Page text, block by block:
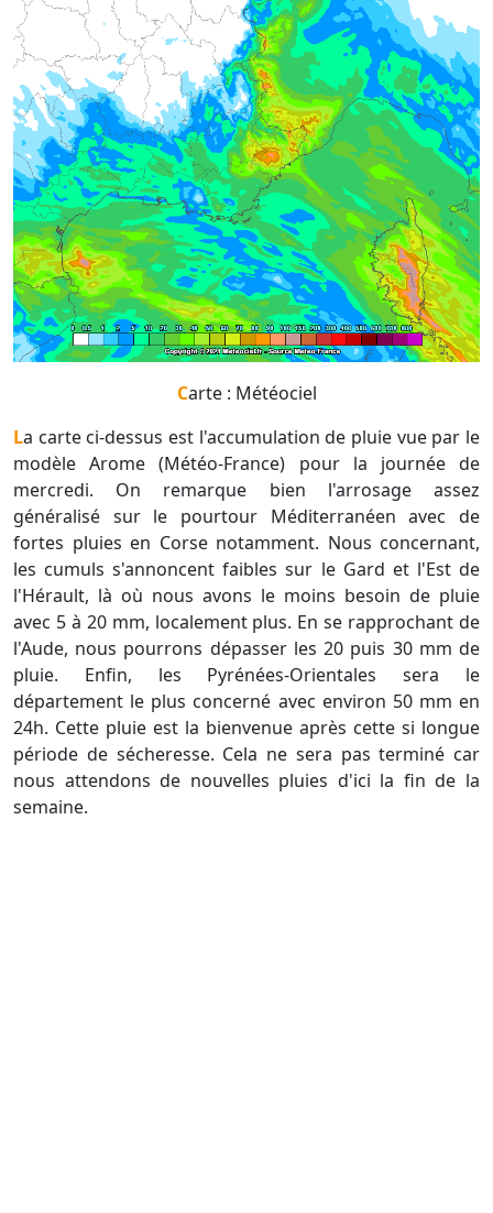
Carte : Météociel
La carte ci-dessus est l'accumulation de pluie vue par le
modèle Arome (Météo-France) pour la journée de
mercredi. On remarque bien l'arrosage assez
généralisé sur le pourtour Méditerranéen avec de
fortes pluies en Corse notamment. Nous concernant,
les cumuls s'annoncent faibles sur le Gard et l'Est de
l'Hérault, là où nous avons le moins besoin de pluie
avec 5 à 20 mm, localement plus. En se rapprochant de
l'Aude, nous pourrons dépasser les 20 puis 30 mm de
pluie. Enfin, les Pyrénées-Orientales sera le
département le plus concerné avec environ 50 mm en
24h. Cette pluie est la bienvenue après cette si longue
période de sécheresse. Cela ne sera pas terminé car
nous attendons de nouvelles pluies d'ici la fin de la
semaine.